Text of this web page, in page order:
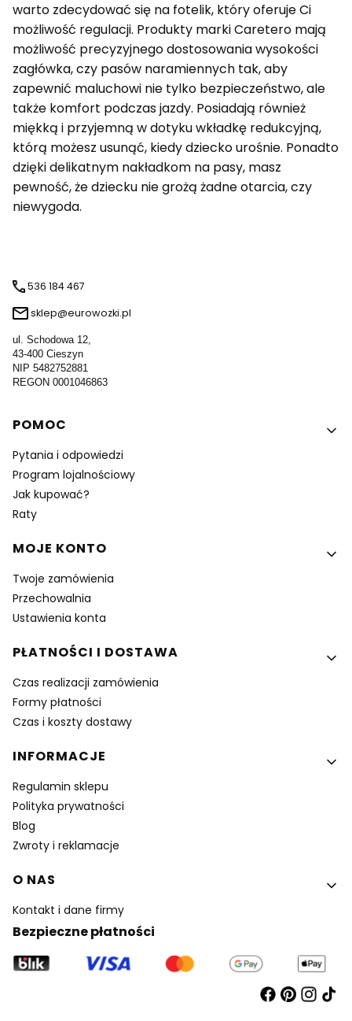
warto zdecydować się na fotelik, który oferuje Ci
możliwość regulacji. Produkty marki Caretero mają
możliwość precyzyjnego dostosowania wysokości
zagłówka, czy pasów naramiennych tak, aby
zapewnić maluchowi nie tylko bezpieczeństwo, ale
także komfort podczas jazdy. Posiadają również
miękką i przyjemną w dotyku wkładkę redukcyjną,
którą możesz usunąć, kiedy dziecko urośnie. Ponadto
dzięki delikatnym nakładkom na pasy, masz
pewność, że dziecku nie grożą żadne otarcia, czy
niewygoda.
536 184 467
sklep@eurowozki.pl
ul. Schodowa 12,
43-400 Cieszyn
NIP 5482752881
REGON 0001046863
Linki w stopce
POMOC
Pytania i odpowiedzi
Program lojalnościowy
Jak kupować?
Raty
MOJE KONTO
Twoje zamówienia
Przechowalnia
Ustawienia konta
PŁATNOŚCI I DOSTAWA
Czas realizacji zamówienia
Formy płatności
Czas i koszty dostawy
INFORMACJE
Regulamin sklepu
Polityka prywatności
Blog
Zwroty i reklamacje
O NAS
Kontakt i dane firmy
Bezpieczne płatności